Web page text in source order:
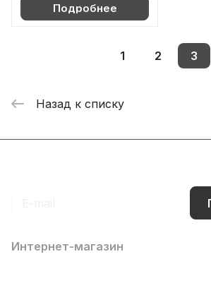
Подробнее
1 2 3
Назад к списку
Интернет-магазин